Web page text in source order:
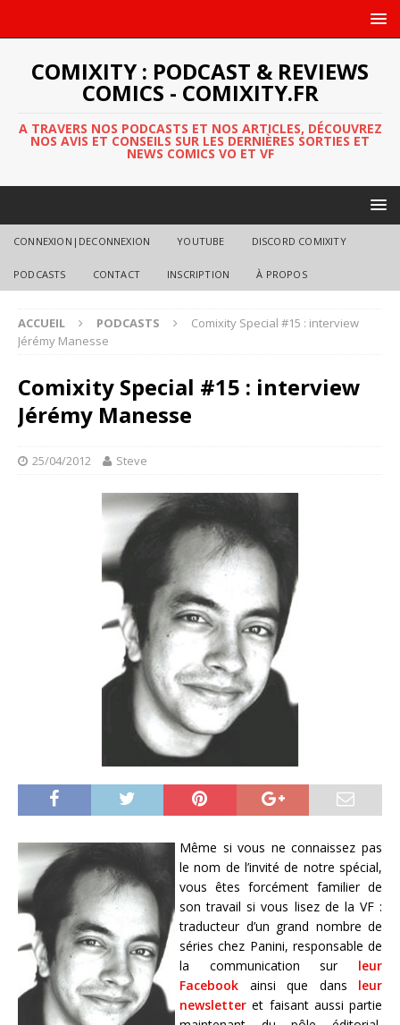
COMIXITY : PODCAST & REVIEWS
COMICS - COMIXITY.FR
A TRAVERS NOS PODCASTS ET NOS ARTICLES, DÉCOUVREZ
NOS AVIS ET CONSEILS SUR LES DERNIÈRES SORTIES ET
NEWS COMICS VO ET VF
CONNEXION|DECONNEXION YOUTUBE DISCORD COMIXITY
PODCASTS CONTACT INSCRIPTION À PROPOS
ACCUEIL PODCASTS
Comixity Special #15 : interview
Jérémy Manesse
Comixity Special #15 : interview
Jérémy Manesse
25/04/2012 Steve
Même si vous ne connaissez pas
le nom de l’invité de notre spécial,
vous êtes forcément familier de
son travail si vous lisez de la VF :
traducteur d’un grand nombre de
séries chez Panini, responsable de
la communication sur leur
Facebook ainsi que dans leur
newsletter et faisant aussi partie